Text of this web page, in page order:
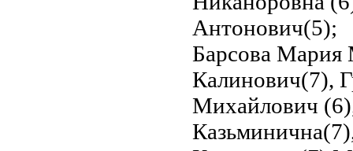
Антонович(5);
Барсова
Калинович(7),
Михайлович